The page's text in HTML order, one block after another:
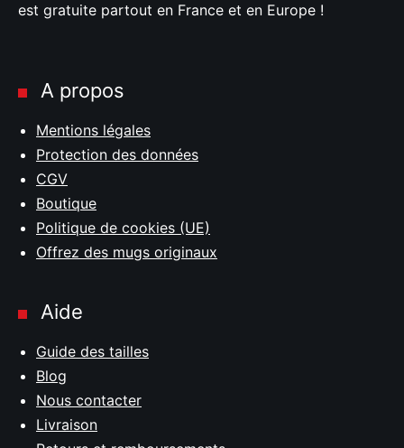
est gratuite partout en France et en Europe !
A propos
Mentions légales
Protection des données
CGV
Boutique
Politique de cookies (UE)
Offrez des mugs originaux
Aide
Guide des tailles
Blog
Nous contacter
Livraison